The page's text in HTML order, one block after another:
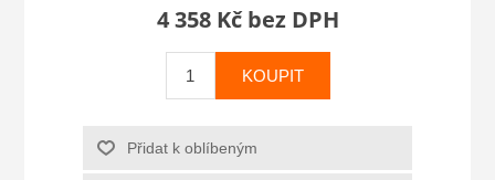
4 358 Kč bez DPH
KOUPIT
Přidat k oblíbeným